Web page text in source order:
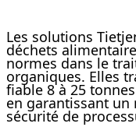
Les solutions
déchets
normes dans le
organiques. Elles
fiable 8 à 25
en garantissant
sécurité de